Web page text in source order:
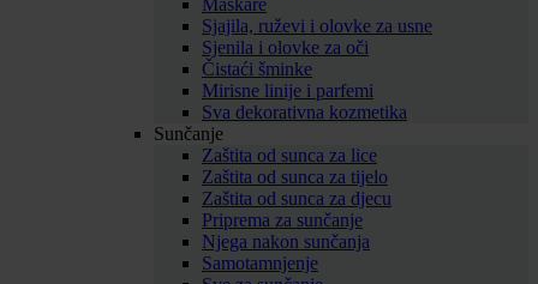
Maskare
Sjajila, ruževi i olovke za usne
Sjenila i olovke za oči
Čistaći šminke
Mirisne linije i parfemi
Sva dekorativna kozmetika
Sunčanje
Zaštita od sunca za lice
Zaštita od sunca za tijelo
Zaštita od sunca za djecu
Priprema za sunčanje
Njega nakon sunčanja
Samotamnjenje